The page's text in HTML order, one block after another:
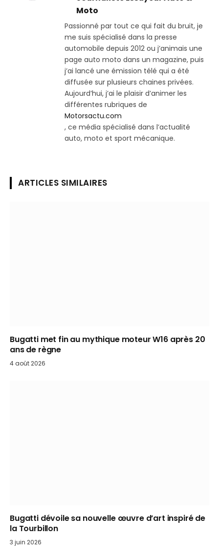
Moto
Passionné par tout ce qui fait du bruit, je
me suis spécialisé dans la presse
automobile depuis 2012 ou j’animais une
page auto moto dans un magazine, puis
j’ai lancé une émission télé qui a été
diffusée sur plusieurs chaines privées.
Aujourd’hui, j’ai le plaisir d’animer les
différentes rubriques de
Motorsactu.com
, ce média spécialisé dans l’actualité
auto, moto et sport mécanique.
ARTICLES SIMILAIRES
Bugatti met fin au mythique moteur W16 après 20
ans de règne
4 août 2026
Bugatti dévoile sa nouvelle œuvre d’art inspiré de
la Tourbillon
3 juin 2026